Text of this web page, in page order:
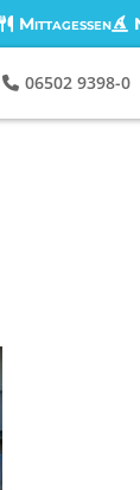
Mittagessen
06502 9398-0